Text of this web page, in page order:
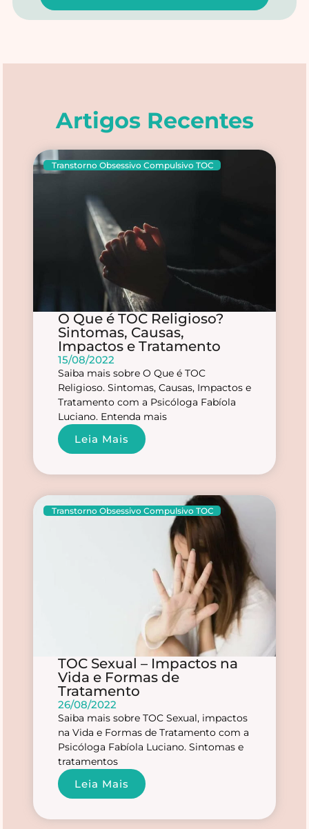
Artigos Recentes
Transtorno Obsessivo Compulsivo TOC
O Que é TOC Religioso?
Sintomas, Causas,
Impactos e Tratamento
15/08/2022
Saiba mais sobre O Que é TOC
Religioso. Sintomas, Causas, Impactos e
Tratamento com a Psicóloga Fabíola
Luciano. Entenda mais
Leia Mais
Transtorno Obsessivo Compulsivo TOC
TOC Sexual – Impactos na
Vida e Formas de
Tratamento
26/08/2022
Saiba mais sobre TOC Sexual, impactos
na Vida e Formas de Tratamento com a
Psicóloga Fabíola Luciano. Sintomas e
tratamentos
Leia Mais